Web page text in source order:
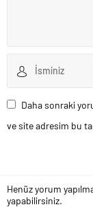
Daha sonraki
ve site adresim bu
Henüz yorum
yapabilirsiniz.